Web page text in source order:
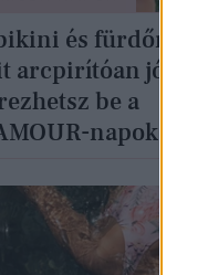
és fürdőruha,
arcpirítóan jó áron
be a
napok